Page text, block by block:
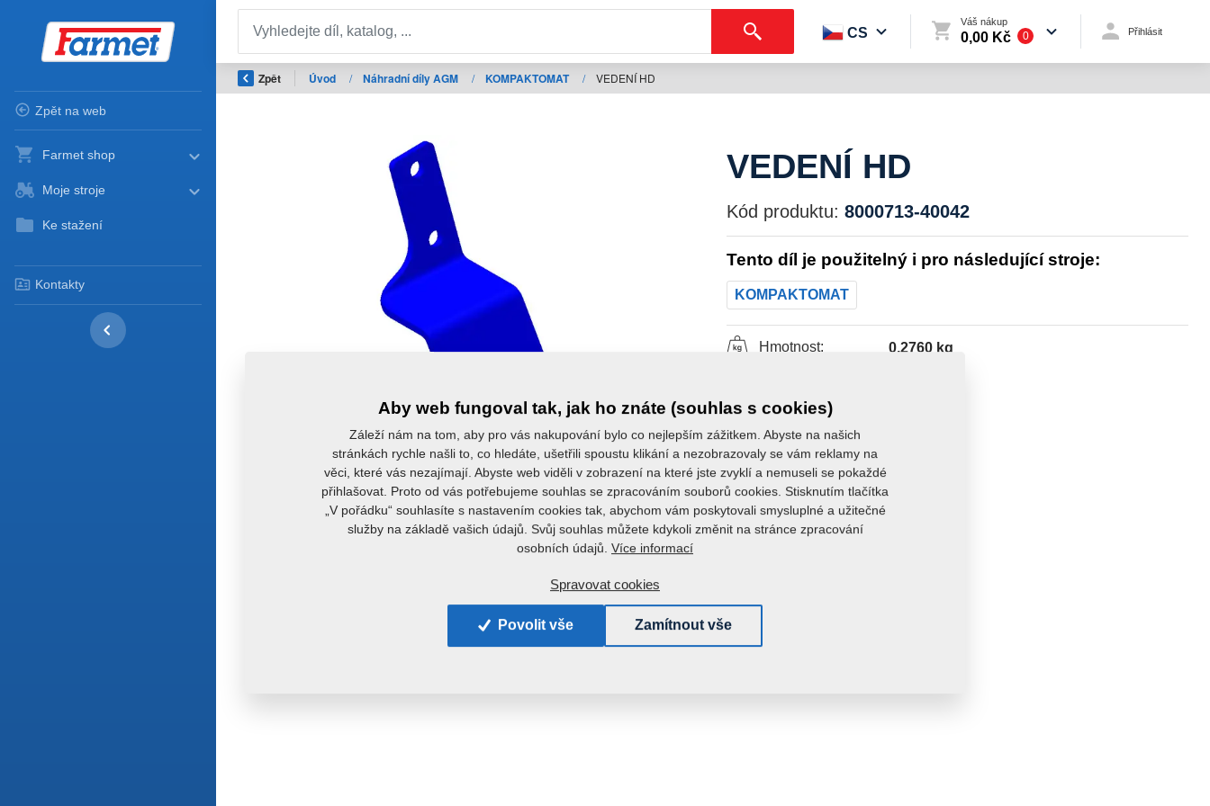
Zpět na web
Farmet shop
Moje stroje
Ke stažení
Kontakty
CS
Váš nákup
0,00 Kč 0 Přihlásit
Zpět Úvod / Náhradní díly AGM / KOMPAKTOMAT / VEDENÍ HD
VEDENÍ HD
Kód produktu: 8000713-40042
Tento díl je použitelný i pro následující stroje:
KOMPAKTOMAT
Hmotnost: 0,2760 kg
Aby web fungoval tak, jak ho znáte (souhlas s cookies)
Záleží nám na tom, aby pro vás nakupování bylo co nejlepším zážitkem. Abyste na našich
stránkách rychle našli to, co hledáte, ušetřili spoustu klikání a nezobrazovaly se vám reklamy na
věci, které vás nezajímají. Abyste web viděli v zobrazení na které jste zvyklí a nemuseli se pokaždé
přihlašovat. Proto od vás potřebujeme souhlas se zpracováním souborů cookies. Stisknutím tlačítka
„V pořádku“ souhlasíte s nastavením cookies tak, abychom vám poskytovali smysluplné a užitečné
služby na základě vašich údajů. Svůj souhlas můžete kdykoli změnit na stránce zpracování
osobních údajů. Více informací
Spravovat cookies
Povolit vše Zamítnout vše